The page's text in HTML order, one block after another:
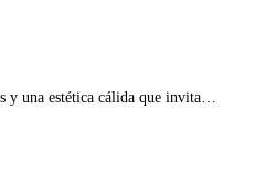
y una estética cálida que invita…